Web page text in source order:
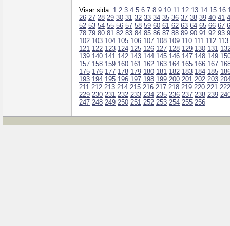
Visar sida: 1 2 3 4 5 6 7 8 9 10 11 12 13 14 15 16
26 27 28 29 30 31 32 33 34 35 36 37 38 39 40 41
52 53 54 55 56 57 58 59 60 61 62 63 64 65 66 67
78 79 80 81 82 83 84 85 86 87 88 89 90 91 92 93
102 103 104 105 106 107 108 109 110 111 112 113
121 122 123 124 125 126 127 128 129 130 131
139 140 141 142 143 144 145 146 147 148 149
157 158 159 160 161 162 163 164 165 166 167
175 176 177 178 179 180 181 182 183 184 185
193 194 195 196 197 198 199 200 201 202 203
211 212 213 214 215 216 217 218 219 220 221 222
229 230 231 232 233 234 235 236 237 238 239
247 248 249 250 251 252 253 254 255 256